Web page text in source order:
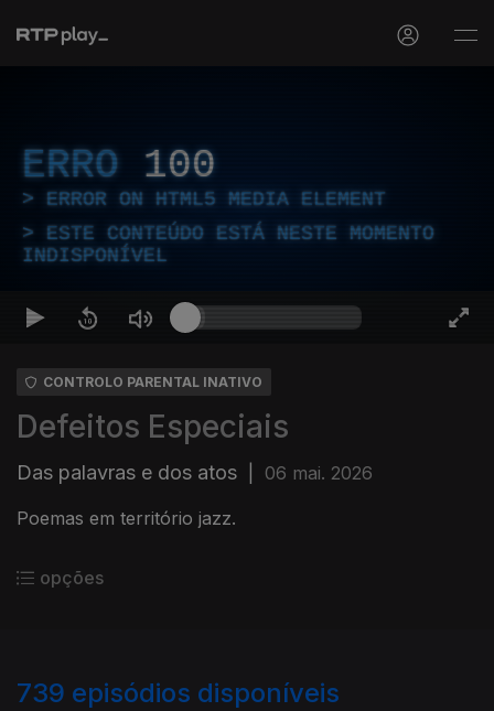
ERRO 100
ERROR ON HTML5 MEDIA ELEMENT
ESTE CONTEÚDO ESTÁ NESTE MOMENTO
INDISPONÍVEL
CONTROLO PARENTAL INATIVO
Defeitos Especiais
Das palavras e dos atos 06 mai. 2026
Poemas em território jazz.
opções
739 episódios disponíveis